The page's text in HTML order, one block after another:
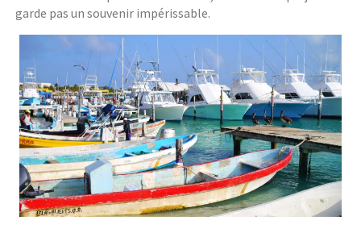
garde pas un souvenir impérissable.